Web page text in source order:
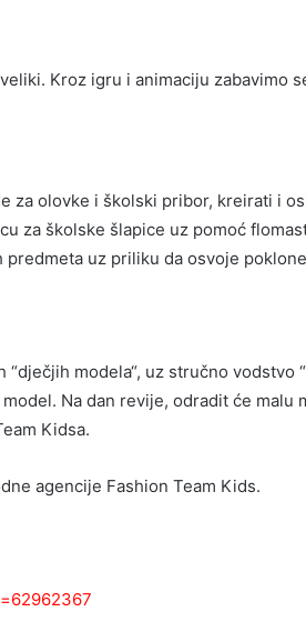
Kroz igru i animaciju zabavimo
za olovke i školski pribor, kreirati i
za školske šlapice uz pomoć
uz priliku da osvoje
modela“, uz stručno vodstvo
Na dan revije, odradit će malu
Kidsa.
agencije Fashion Team Kids.